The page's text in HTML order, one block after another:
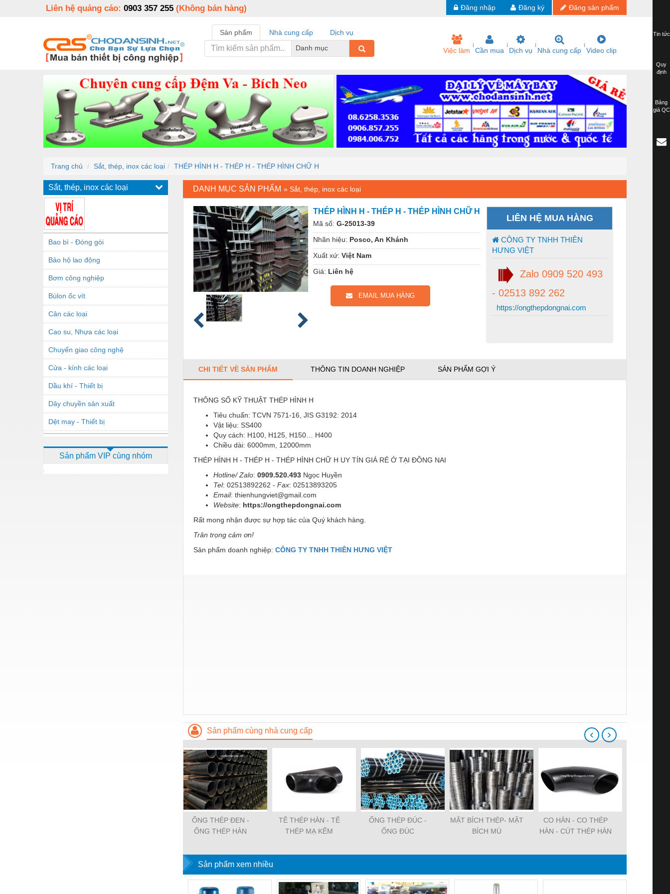
Liên hệ quảng cáo: 0903 357 255 (Không bán hàng) Đăng sản phẩm
Đăng ký
Đăng nhập
Sản phẩm Nhà cung cấp
Dịch vụ
Danh mục
Việc làm Cần mua Dịch vụ Nhà cung cấp Video clip
Trang chủ Sắt, thép, inox các loại THÉP HÌNH H - THÉP H - THÉP HÌNH CHỮ H
Sắt, thép, inox các loại
Bao bì - Đóng gói
Bảo hộ lao động
Bơm công nghiệp
Bùlon ốc vít
Cân các loại
Cao su, Nhựa các loại
Chuyển giao công nghệ
Cửa - kính các loại
Dầu khí - Thiết bị
Dây chuyền sản xuất
Dệt may - Thiết bị
Dịch vụ - Thi công
Sản phẩm VIP cùng nhóm
DANH MỤC SẢN PHẨM » Sắt, thép, inox các loại
THÉP HÌNH H - THÉP H - THÉP HÌNH CHỮ H
Mã số: G-25013-39
Nhãn hiệu: Posco, An Khánh
Xuất xứ: Việt Nam
Giá: Liên hệ
EMAIL MUA HÀNG
LIÊN HỆ MUA HÀNG
CÔNG TY TNHH THIÊN
HƯNG VIỆT
Zalo 0909 520 493
- 02513 892 262
https://ongthepdongnai.com
CHI TIẾT VỀ SẢN PHẨM THÔNG TIN DOANH NGHIỆP SẢN PHẨM GỢI Ý
THÔNG SỐ KỸ THUẬT THÉP HÌNH H
Tiêu chuẩn: TCVN 7571-16, JIS G3192: 2014
Vật liệu: SS400
Quy cách: H100, H125, H150… H400
Chiều dài: 6000mm, 12000mm
THÉP HÌNH H - THÉP H - THÉP HÌNH CHỮ H UY TÍN GIÁ RẺ Ở TẠI ĐỒNG NAI
Hotline/ Zalo: 0909.520.493 Ngọc Huyền
Tel: 02513892262 - Fax: 02513893205
Email: thienhungviet@gmail.com
Website: https://ongthepdongnai.com
Rất mong nhận được sự hợp tác của Quý khách hàng.
Trân trọng cảm ơn!
Sản phẩm doanh nghiệp: CÔNG TY TNHH THIÊN HƯNG VIỆT
Sản phẩm cùng nhà cung cấp
ỐNG THÉP ĐEN -
ỐNG THÉP HÀN
TÊ THÉP HÀN - TÊ
THÉP MẠ KẼM
ỐNG THÉP ĐÚC -
ỐNG ĐÚC
MẶT BÍCH THÉP- MẶT
BÍCH MÙ
CO HÀN - CO THÉP
HÀN - CÚT THÉP HÀN
‹ ›
Sản phẩm xem nhiều
Tin tức
Quy
định
Bảng
giá QC